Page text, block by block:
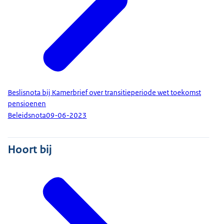
Beslisnota bij Kamerbrief over transitieperiode wet toekomst
pensioenen
Beleidsnota09-06-2023
Hoort bij